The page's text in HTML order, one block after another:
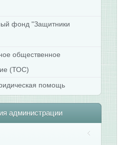
фонд "Защитники
общественное
(ТОС)
помощь
администрации